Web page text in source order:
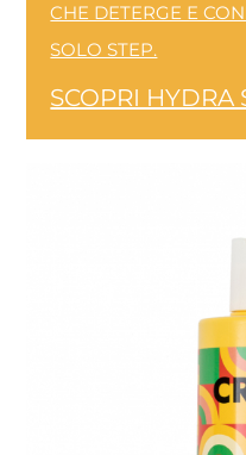
CHE DETERGE E
SOLO STEP.
SCOPRI HYDRA